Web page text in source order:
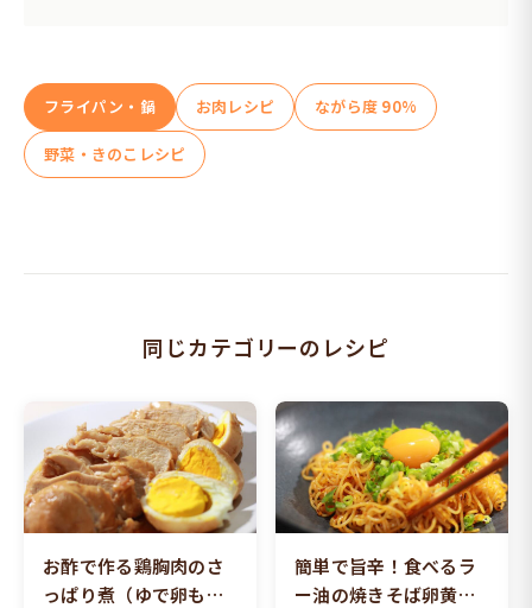
フライパン・鍋 お肉レシピ ながら度 90%
野菜・きのこレシピ
同じカテゴリーのレシピ
お酢で作る鶏胸肉のさ
っぱり煮（ゆで卵も一
簡単で旨辛！食べるラ
ー油の焼きそば卵黄の